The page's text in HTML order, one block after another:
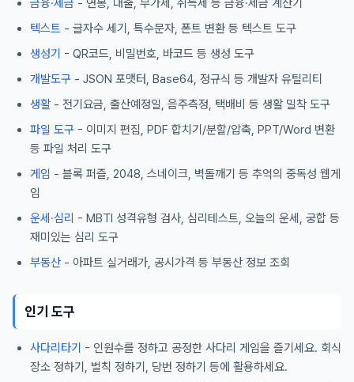
금융·세금 - 연봉, 대출, 부가세, 취득세 등 금융·세금 계산기
텍스트 - 글자수 세기, 특수문자, 폰트 변환 등 텍스트 도구
생성기 - QR코드, 비밀번호, 바코드 등 생성 도구
개발도구 - JSON 포맷터, Base64, 정규식 등 개발자 유틸리티
생활 - 전기요금, 출산예정일, 음주측정, 택배비 등 생활 밀착 도구
파일 도구 - 이미지 편집, PDF 합치기/분할/압축, PPT/Word 변환
등 파일 처리 도구
게임 - 블록 퍼즐, 2048, 스네이크, 벽돌깨기 등 추억의 중독성 웹게
임
운세·심리 - MBTI 성격유형 검사, 심리테스트, 오늘의 운세, 궁합 등
재미있는 심리 도구
부동산 - 아파트 실거래가, 공시가격 등 부동산 정보 조회
인기 도구
사다리타기 - 인원수를 정하고 공정한 사다리 게임을 즐기세요. 회식
장소 정하기, 벌칙 정하기, 당번 정하기 등에 활용하세요.